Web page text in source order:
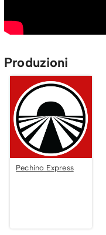
Produzioni
Pechino Express